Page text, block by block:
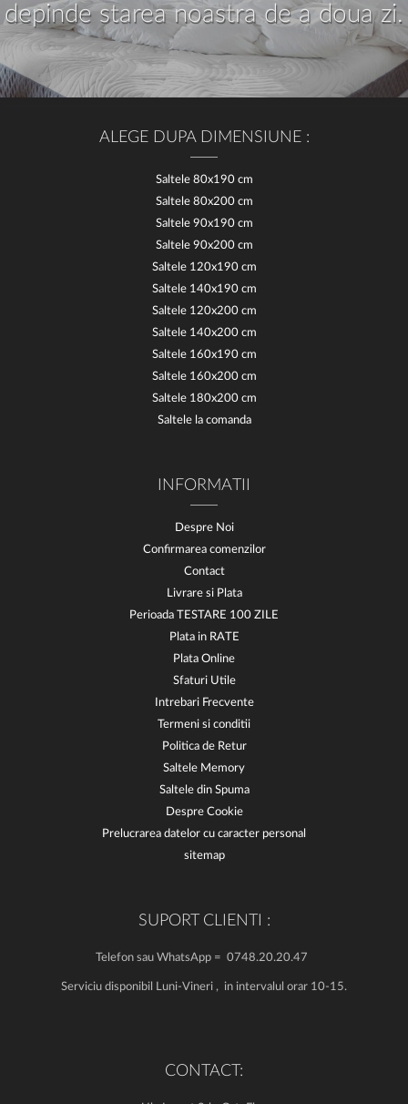
depinde starea noastra de a doua zi.
ALEGE DUPA DIMENSIUNE :
Saltele 80x190 cm
Saltele 80x200 cm
Saltele 90x190 cm
Saltele 90x200 cm
Saltele 120x190 cm
Saltele 140x190 cm
Saltele 120x200 cm
Saltele 140x200 cm
Saltele 160x190 cm
Saltele 160x200 cm
Saltele 180x200 cm
Saltele la comanda
INFORMATII
Despre Noi
Confirmarea comenzilor
Contact
Livrare si Plata
Perioada TESTARE 100 ZILE
Plata in RATE
Plata Online
Sfaturi Utile
Intrebari Frecvente
Termeni si conditii
Politica de Retur
Saltele Memory
Saltele din Spuma
Despre Cookie
Prelucrarea datelor cu caracter personal
sitemap
SUPORT CLIENTI :
Telefon sau WhatsApp = 0748.20.20.47
Serviciu disponibil Luni-Vineri , in intervalul orar 10-15.
CONTACT: